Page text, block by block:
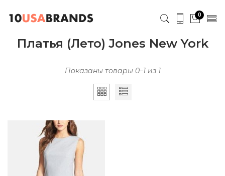
0
Платья (Лето) Jones New York
Показаны товары 0–1 из 1